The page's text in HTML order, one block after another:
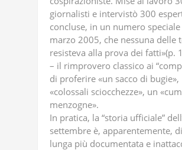
giornalisti e intervistò 300
concluse, in un numero speciale
marzo 2005, che nessuna delle
resisteva alla prova dei fatti»(p.
– il rimprovero classico ai
di proferire «un sacco di bugie»,
«colossali sciocchezze», un
menzogne».
In pratica, la “storia ufficiale”
settembre è, apparentemente,
lunga più documentata e